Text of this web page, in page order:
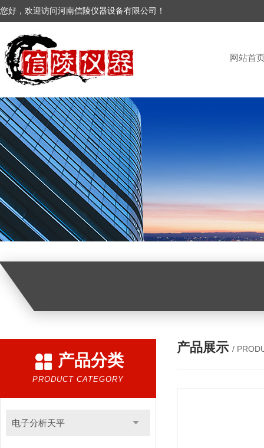
您好，欢迎访问河南信陵仪器设备有限公司！
网站首
产品分类
PRODUCT CATEGORY
电子分析天平
产品展示 /